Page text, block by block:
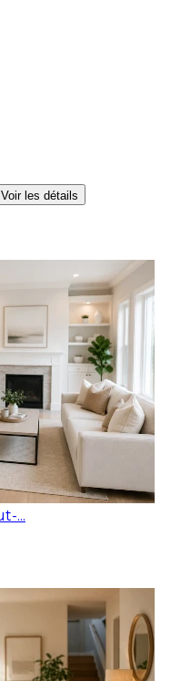
Voir les détails
...